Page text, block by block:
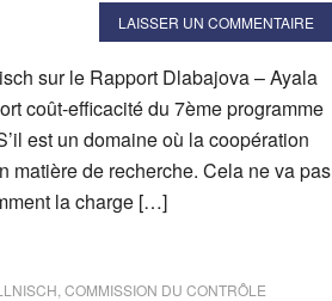
LAISSER UN COMMENTAIRE
sur le Rapport Dlabajova – Ayala
coût-efficacité du 7ème programme
est un domaine où la coopération
matière de recherche. Cela ne va pas
la charge […]
COMMISSION DU CONTRÔLE